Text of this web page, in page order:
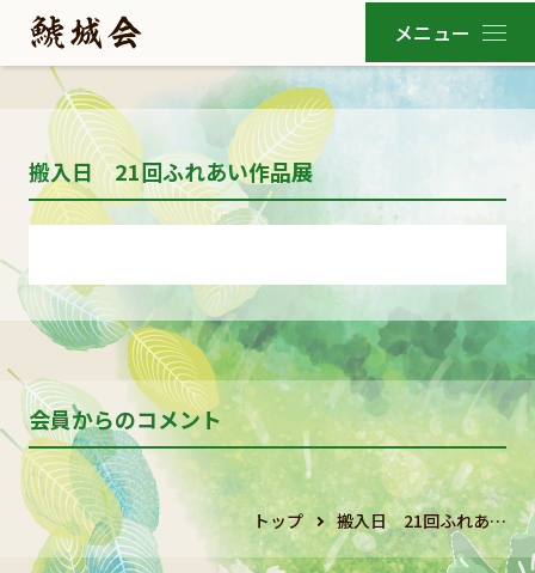
搬入日 21回ふれあい作品展
会員からのコメント
トップ 搬入日 21回ふれあ…